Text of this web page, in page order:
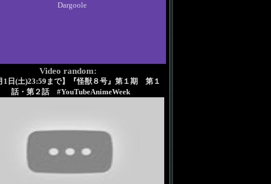
Dargoole
Video random:
1日(土)23:59まで】『怪獣８号』第１期 第１
話・第２話 #YouTubeAnimeWeek